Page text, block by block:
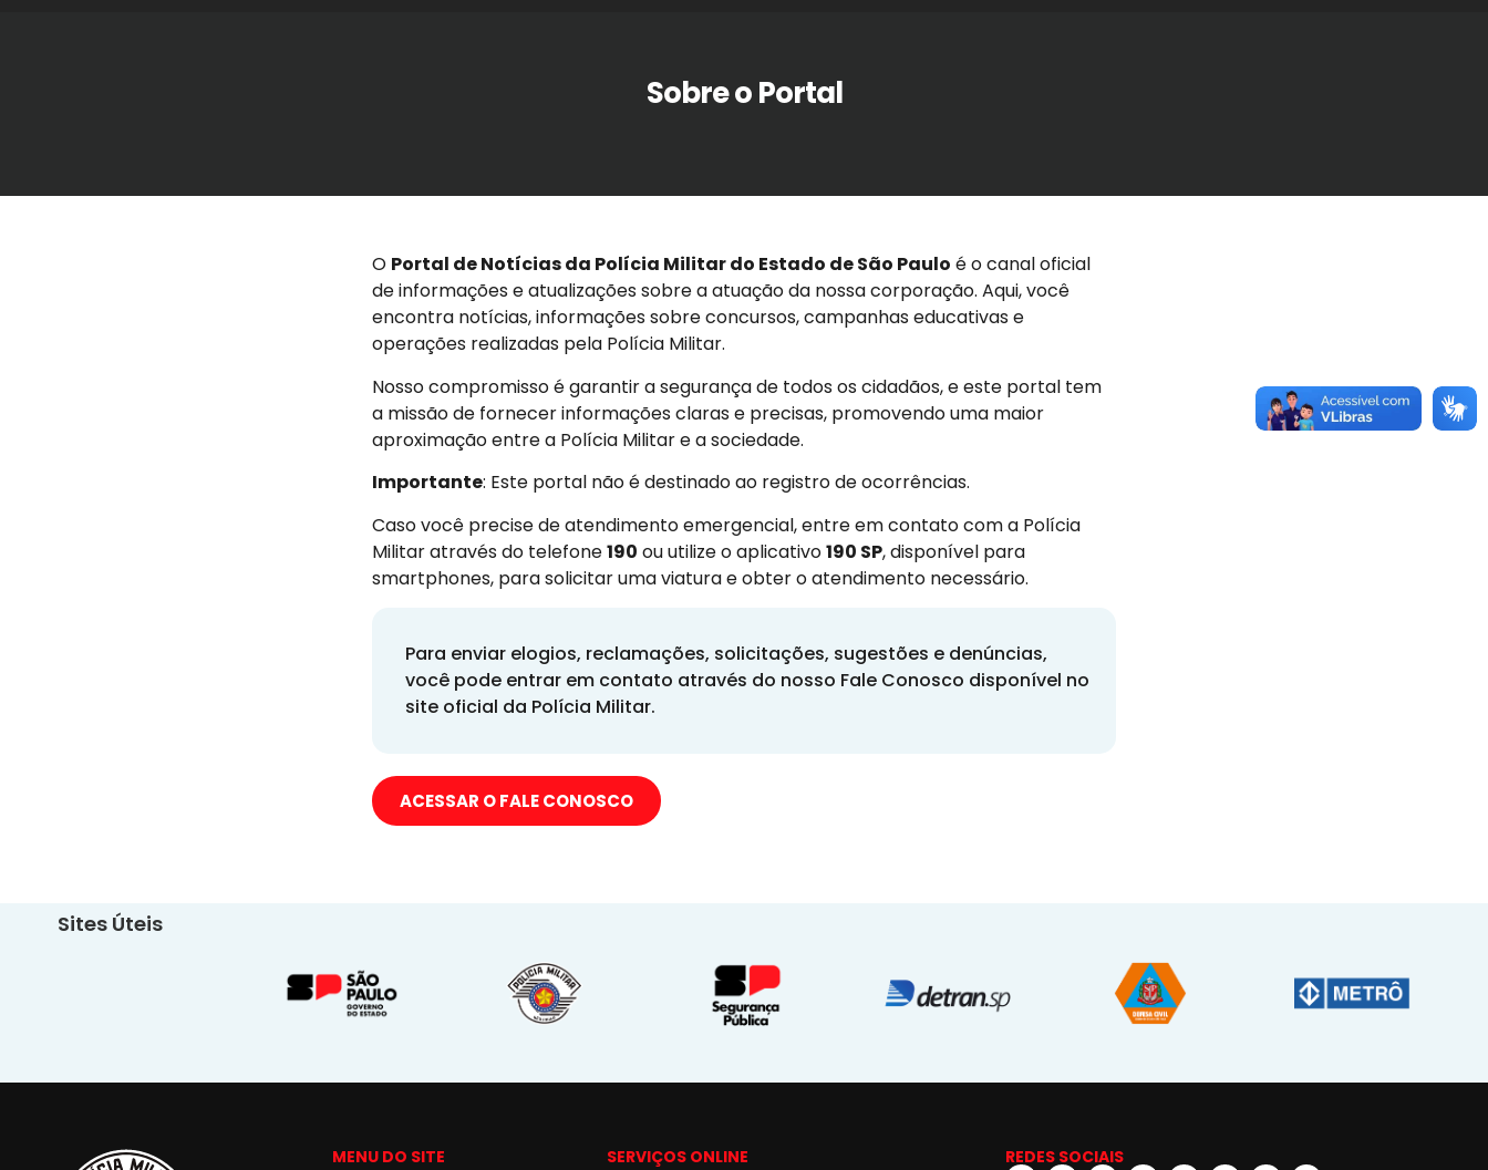
Sobre o Portal
O Portal de Notícias da Polícia Militar do Estado de São Paulo é o canal oficial
de informações e atualizações sobre a atuação da nossa corporação. Aqui, você
encontra notícias, informações sobre concursos, campanhas educativas e
operações realizadas pela Polícia Militar.
Nosso compromisso é garantir a segurança de todos os cidadãos, e este portal tem
a missão de fornecer informações claras e precisas, promovendo uma maior
aproximação entre a Polícia Militar e a sociedade.
Importante: Este portal não é destinado ao registro de ocorrências.
Caso você precise de atendimento emergencial, entre em contato com a Polícia
Militar através do telefone190 ou utilize o aplicativo190 SP, disponível para
smartphones, para solicitar uma viatura e obter o atendimento necessário.
Para enviar elogios, reclamações, solicitações, sugestões e denúncias,
você pode entrar em contato através do nosso Fale Conosco disponível no
site oficial da Polícia Militar.
ACESSAR O FALE CONOSCO
Sites Úteis
MENU DO SITE SERVIÇOS ONLINE REDES SOCIAIS